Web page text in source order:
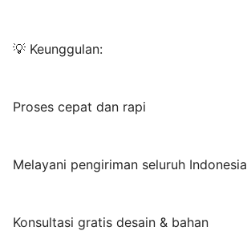
💡 Keunggulan:
Proses cepat dan rapi
Melayani pengiriman seluruh Indonesia
Konsultasi gratis desain & bahan